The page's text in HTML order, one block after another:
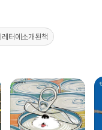
터에소개된책